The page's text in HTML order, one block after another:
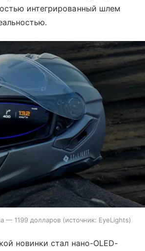
интегрированный шлем
— 1199 долларов источник: EyeLights
новинки стал нано-OLED-